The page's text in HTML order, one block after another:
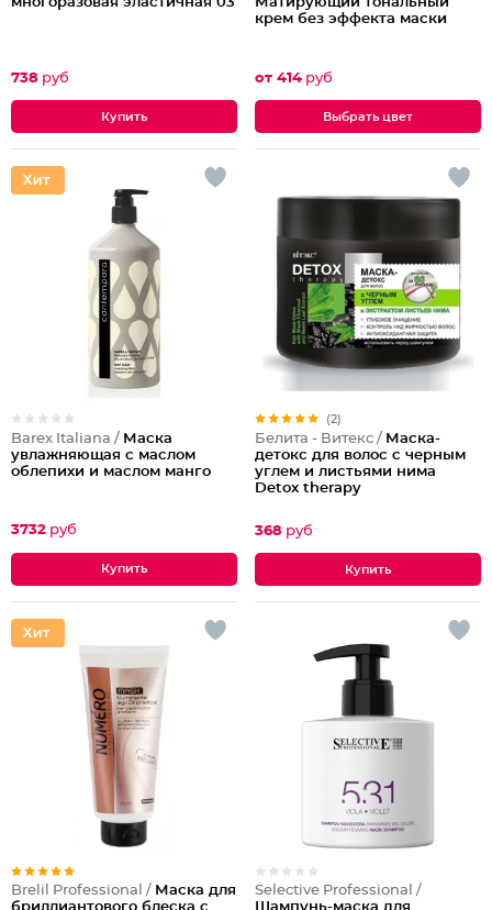
738 руб
крем без эффекта маски
от 414 руб
Выбрать цвет
Barex Italiana / Маска
увлажняющая с маслом
облепихи и маслом манго
3732 руб
(2)
Белита - Витекс / Маска-
детокс для волос с черным
углем и листьями нима
Detox therapy
368 руб
Brelil Professional / Маска для
Selective Professional /